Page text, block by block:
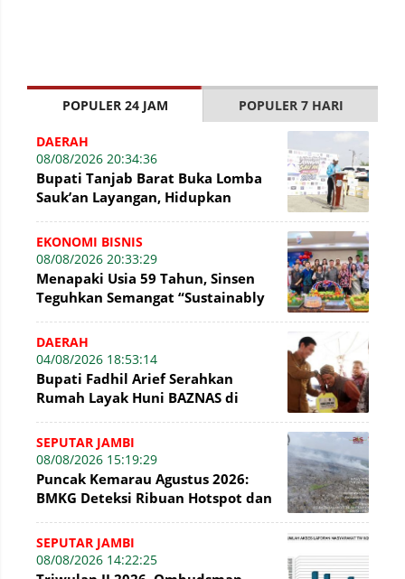
POPULER 24 JAM POPULER 7 HARI
DAERAH
08/08/2026 20:34:36
Bupati Tanjab Barat Buka Lomba
Sauk’an Layangan, Hidupkan
WFC ?
EKONOMI BISNIS
08/08/2026 20:33:29
Menapaki Usia 59 Tahun, Sinsen
Teguhkan Semangat “Sustainably
DAERAH
04/08/2026 18:53:14
Bupati Fadhil Arief Serahkan
Rumah Layak Huni BAZNAS di
SEPUTAR JAMBI
08/08/2026 15:19:29
Puncak Kemarau Agustus 2026:
BMKG Deteksi Ribuan Hotspot dan
SEPUTAR JAMBI
08/08/2026 14:22:25